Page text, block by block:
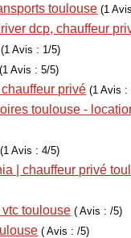
toulouse (1
dcp, chauffeur
(1 Avis : 1/5)
(1 Avis : 5/5)
privé (1 Avis :
toulouse -
(1 Avis : 4/5)
| chauffeur privé
toulouse ( Avis : /5)
( Avis : /5)